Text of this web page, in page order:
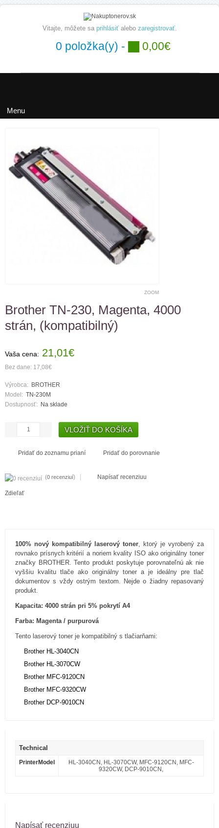
Vitajte, môžete sa prihlásiťalebo zaregistrovať.
0 položka(y) - 0,00€
Menu
ZOOM
Brother TN-230, Magenta, 4000
strán, (kompatibilný)
Vaša cena: 21,01€
Bez dane: 17,08€
Výrobca: BROTHER
Model: TN-230M
Dostupnosť: Na sklade
Pridať do zoznamu prianí Pridať do porovnanie
(0 recenziuí) Napísať recenziuu
Zdieľať
100% nový kompatibilný laserový toner, ktorý je vyrobený za
rovnako prísnych kritérií a noriem kvality ISO ako originálny toner
značky BROTHER. Tento produkt poskytuje porovnateľnú ak nie
vyššiu kvalitu tlače ako originálny toner a je ideálny pre tlač
dokumentov s vždy ostrým textom. Nejde o žiadny repasovaný
produkt.
Kapacita: 4000 strán pri 5% pokrytí A4
Farba: Magenta / purpurová
Tento laserový toner je kompatibilný s tlačiarňami:
Brother HL-3040CN
Brother HL-3070CW
Brother MFC-9120CN
Brother MFC-9320CW
Brother DCP-9010CN
Technical
PrinterModel
HL-3040CN, HL-3070CW, MFC-9120CN, MFC-
9320CW, DCP-9010CN,
Napísať recenziuu